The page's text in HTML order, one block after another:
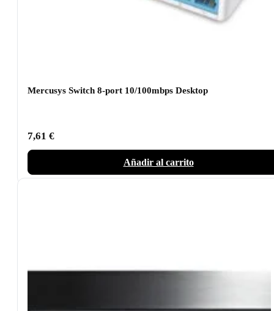
Mercusys Switch 8-port 10/100mbps Desktop
7,61 €
Añadir al carrito